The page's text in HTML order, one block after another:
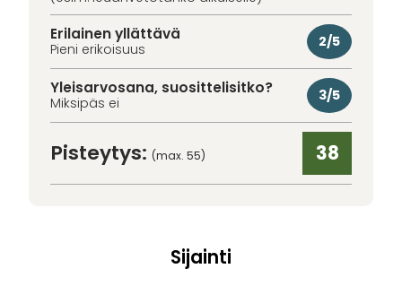
Erilainen yllättävä
Pieni erikoisuus 2/5
Yleisarvosana, suosittelisitko?
Miksipäs ei 3/5
Pisteytys: (max. 55) 38
Sijainti